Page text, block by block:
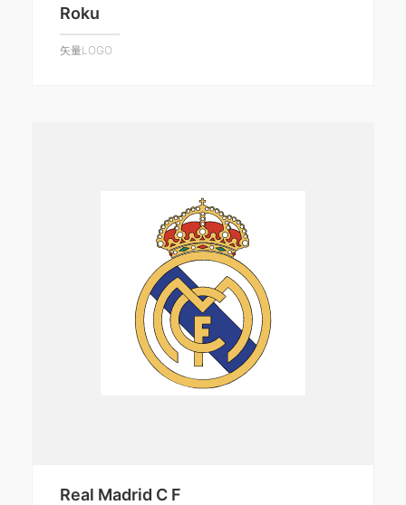
Roku
矢量LOGO
Real Madrid C F